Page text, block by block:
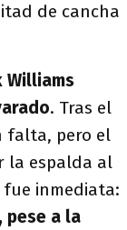
de cancha
Williams
. Tras el
falta, pero el
la espalda al
fue inmediata:
pese a la